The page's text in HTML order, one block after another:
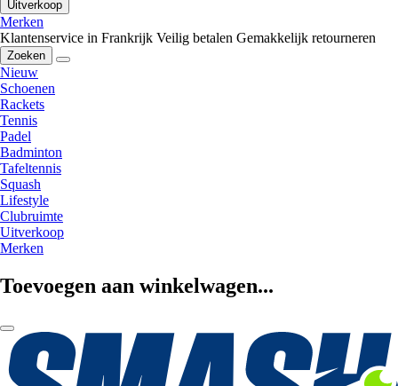
Uitverkoop
Merken
Klantenservice in Frankrijk Veilig betalen Gemakkelijk retourneren
Zoeken
Nieuw
Schoenen
Rackets
Tennis
Padel
Badminton
Tafeltennis
Squash
Lifestyle
Clubruimte
Uitverkoop
Merken
Toevoegen aan winkelwagen...